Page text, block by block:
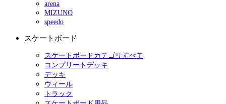
arena
MIZUNO
speedo
スケートボード
スケートボードカテゴリすべて
コンプリートデッキ
デッキ
ウィール
トラック